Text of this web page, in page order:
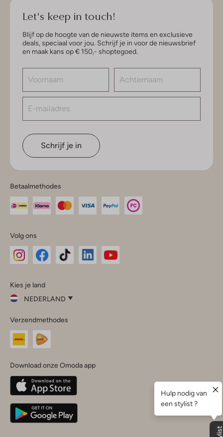
Let's keep in touch!
Blijf op de hoogte van de nieuwste items en exclusieve
deals, speciaal voor jou. Schrijf je in voor de nieuwsbrief
en maak kans op € 150,- shoptegoed.
Schrijf je in
Betaalmethodes
Volg ons
InstagramFacebook
Kies je land
NEDERLAND
je
land
Nederland
Belgique(Français)
Deutschland
Verzendmethodes
Download onze Omoda app